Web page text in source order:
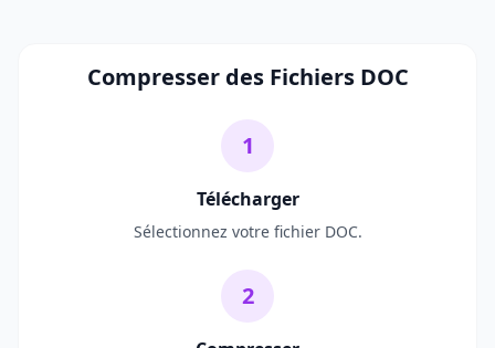
Compresser des Fichiers DOC
1
Télécharger
Sélectionnez votre fichier DOC.
2